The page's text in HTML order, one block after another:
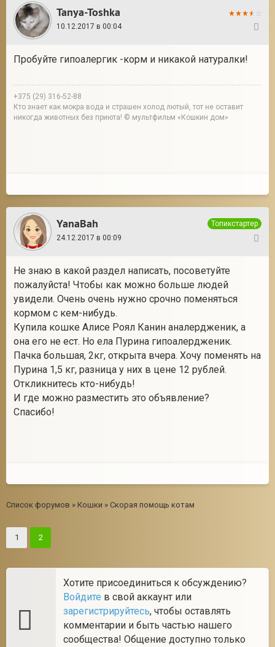
Tanya-Toshka
10.12.2017 в 00:04
Пробуйте гипоалергик -корм и никакой натуралки!
+375 (29) 316-52-88
Кто знает как мокра вода и страшен холод лютый, тот не оставит
никогда животных без приюта! © мультфильм «Кошкин дом»
YanaBah
Топикстартер
24.12.2017 в 00:09
Не знаю в какой раздел написать, посоветуйте
пожалуйста! Чтобы как можно больше людей
увидели. Очень очень нужно срочно поменяться
кормом с кем-нибудь.
Купила кошке Алисе Роял Канин аналердженик, а
она его не ест. Но ела Пурина гипоалердженик.
Пачка большая, 2кг, открыта вчера. Хочу поменять на
Пурина 1,5 кг, разница у них в цене 12 рублей.
Откликнитесь кто-нибудь!
И где можно разместить это объявление?
Спасибо!
Список форумов » Кошки » Скорая помощь котам
1 2
Хотите присоединиться к обсуждению?
Войдите в свой аккаунт или
зарегистрируйтесь, чтобы оставлять
комментарии и быть частью нашего
сообщества! Общение доступно только